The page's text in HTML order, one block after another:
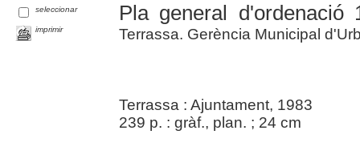
seleccionar
imprimir
Pla general d'ordenació
Terrassa. Gerència Municipal
Terrassa : Ajuntament, 1983
239 p. : gràf., plan. ; 24 cm